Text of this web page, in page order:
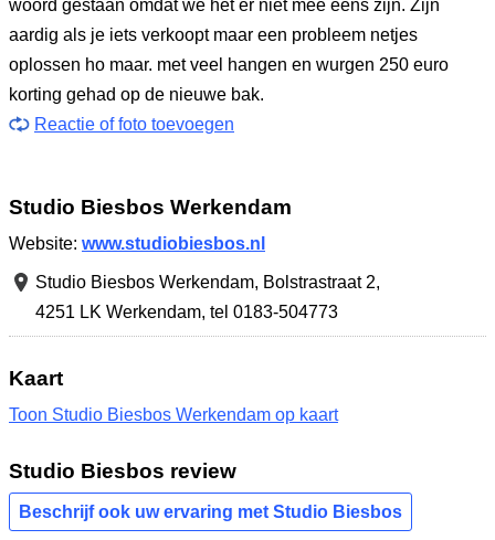
woord gestaan omdat we het er niet mee eens zijn. Zijn
aardig als je iets verkoopt maar een probleem netjes
oplossen ho maar. met veel hangen en wurgen 250 euro
korting gehad op de nieuwe bak.
Reactie of foto toevoegen
Studio Biesbos Werkendam
Website: www.studiobiesbos.nl
Studio Biesbos Werkendam, Bolstrastraat 2,
4251 LK Werkendam, tel 0183-504773
Kaart
Toon Studio Biesbos Werkendam op kaart
Studio Biesbos review
Beschrijf ook uw ervaring met Studio Biesbos